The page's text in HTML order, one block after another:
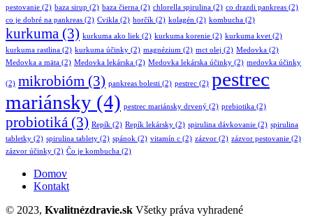
pestovanie (2) baza sirup (2) baza čierna (2) chlorella spirulina (2) co drazdi pankreas (2)
co je dobré na pankreas (2) Cvikla (2) horčík (2) kolagén (2) kombucha (2)
kurkuma (3) kurkuma ako liek (2) kurkuma korenie (2) kurkuma kvet (2)
kurkuma rastlina (2) kurkuma účinky (2) magnézium (2) mct olej (2) Medovka (2)
Medovka a mäta (2) Medovka lekárska (2) Medovka lekárska účinky (2) medovka účinky
(2) mikrobióm (3) pankreas bolesti (2) pestrec (2) pestrec
mariánsky (4) pestrec mariánsky drvený (2) prebiotika (2)
probiotiká (3) Repík (2) Repík lekársky (2) spirulina dávkovanie (2) spirulina
tabletky (2) spirulina tablety (2) spánok (2) vitamín c (2) zázvor (2) zázvor pestovanie (2)
zázvor účinky (2) Čo je kombucha (2)
Domov
Kontakt
© 2023, Kvalitnézdravie.sk Všetky práva vyhradené